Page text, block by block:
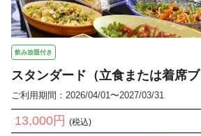
飲み放題付き
スタンダード（立食または着席ブ
ご利用期間：2026/04/01〜2027/03/31
13,000円 (税込)